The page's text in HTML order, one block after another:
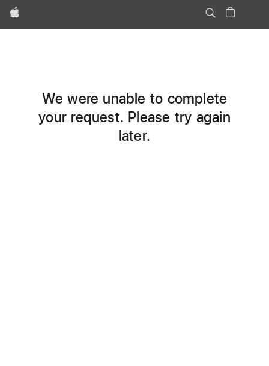
Apple
We were unable to complete
your request. Please try again
later.